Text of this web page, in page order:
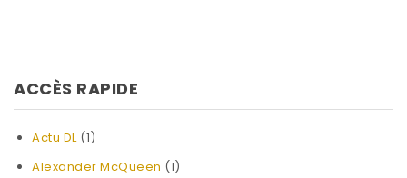
ACCÈS RAPIDE
Actu DL(1)
Alexander McQueen (1)